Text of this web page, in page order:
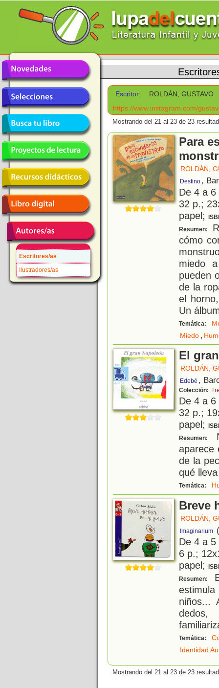
Escritores/as
Ilustradores/as
Escritor:
ROLDÁN, GUSTAVO
https://www.instagram.com/
Mostrando del 21 al 23 de 23
Para
ROLDÁN,
Destino ,
De 4 a
32 p.;
papel;
Resumen:
cómo
miedo
pueden
de la
el
Un
Temática:
Miedo,
El
ROLDÁN,
Edebé ,
Colección:
De 4 a
32 p.;
papel;
Resumen:
aparece
de la
qué
Temática:
Breve
ROLDÁN,
Imaginarium (
De 4 a
6 p.;
papel;
Resumen:
niños...
Temática:
Identidad
Mostrando del 21 al 23 de 23